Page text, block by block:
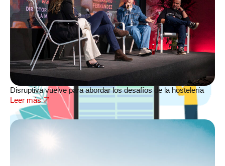
Disruptiva vuelve para abordar los desafíos de la hostelería
Leer más